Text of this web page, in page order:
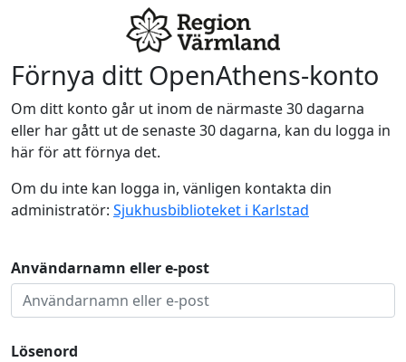
Förnya ditt OpenAthens-konto
Om ditt konto går ut inom de närmaste 30 dagarna
eller har gått ut de senaste 30 dagarna, kan du logga in
här för att förnya det.
Om du inte kan logga in, vänligen kontakta din
administratör: Sjukhusbiblioteket i Karlstad
Användarnamn eller e-post
Lösenord